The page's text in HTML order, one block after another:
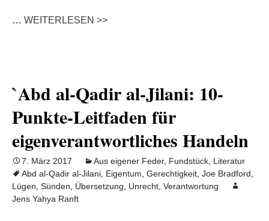
… WEITERLESEN >>
`Abd al-Qadir al-Jilani: 10-
Punkte-Leitfaden für
eigenverantwortliches Handeln
7. März 2017 Aus eigener Feder, Fundstück Literatur
Abd al-Qadir al-Jilani Eigentum Gerechtigkeit Joe Bradford
Lügen Sünden Übersetzung Unrecht Verantwortung
Jens Yahya Ranft